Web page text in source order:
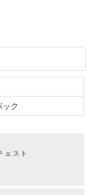
ック
ェスト